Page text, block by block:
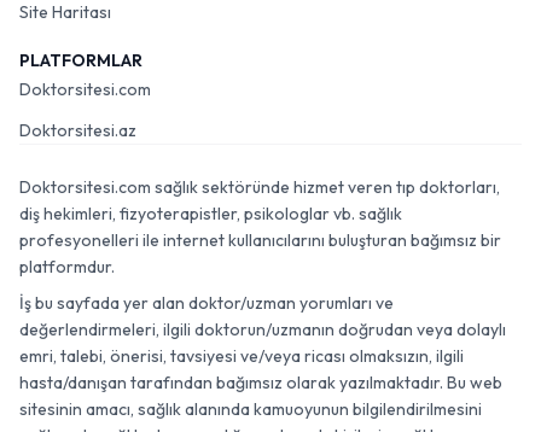
Site Haritası
PLATFORMLAR
Doktorsitesi.com
Doktorsitesi.az
Doktorsitesi.com sağlık sektöründe hizmet veren tıp doktorları,
diş hekimleri, fizyoterapistler, psikologlar vb. sağlık
profesyonelleri ile internet kullanıcılarını buluşturan bağımsız bir
platformdur.
İş bu sayfada yer alan doktor/uzman yorumları ve
değerlendirmeleri, ilgili doktorun/uzmanın doğrudan veya dolaylı
emri, talebi, önerisi, tavsiyesi ve/veya ricası olmaksızın, ilgili
hasta/danışan tarafından bağımsız olarak yazılmaktadır. Bu web
sitesinin amacı, sağlık alanında kamuoyunun bilgilendirilmesini